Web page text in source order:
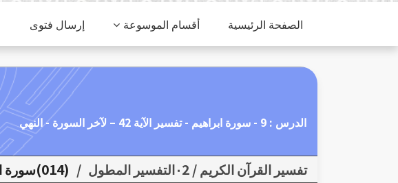
الصفحة الرئيسية أقسام الموسوعة إرسال فتوى
الدرس : 9 - سورة ابراهيم - تفسير الآية 42 – لآخر السورة - النهي
تفسير القرآن الكريم / ٠2التفسير المطول / (014)سورة ابراهيم